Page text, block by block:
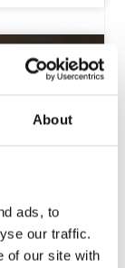
About
ads, to
our traffic.
of our site with